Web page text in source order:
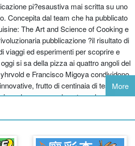
pi?esaustiva mai scritta su uno
Concepita dal team che ha pubblicato
The Art and Science of Cooking e
pubblicazione ?il risultato di
viaggi ed esperimenti per scoprire e
si sa della pizza ai quattro angoli del
e Francisco Migoya condividono
frutto di centinaia di test ed
che comprendono tre volumi e un
Pizza ?molto pi?di un libro di cucina:
sia per gli amanti della pizza, sia per
alle vicende, alle culture e alla storia
Riccamente illustrato, ogni capitolo
More